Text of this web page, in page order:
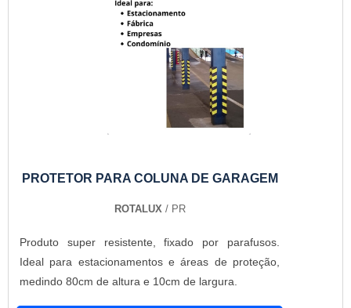
PROTETOR PARA COLUNA DE GARAGEM
ROTALUX / PR
Produto super resistente, fixado por parafusos.
Ideal para estacionamentos e áreas de proteção,
medindo 80cm de altura e 10cm de largura.